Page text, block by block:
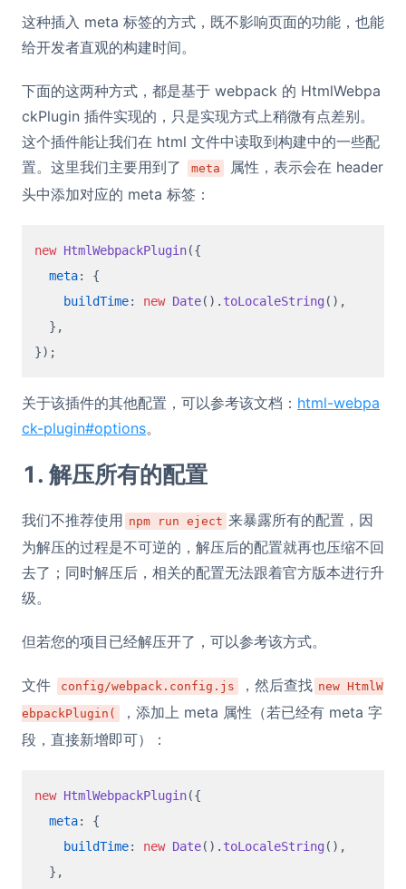
这种插入 meta 标签的方式，既不影响页面的功能，也能
给开发者直观的构建时间。
下面的这两种方式，都是基于 webpack 的 HtmlWebpa
ckPlugin 插件实现的，只是实现方式上稍微有点差别。
这个插件能让我们在 html 文件中读取到构建中的一些配
置。这里我们主要用到了
meta
属性，表示会在 header
头中添加对应的 meta 标签：
new HtmlWebpackPlugin({
meta: {
buildTime: new Date(). toLocaleString (),
  },
关于该插件的其他配置，可以参考该文档： html-webpa
ck-plugin#options。
1. 解压所有的配置
我们不推荐使用 npm run eject 来暴露所有的配置，因
为解压的过程是不可逆的，解压后的配置就再也压缩不回
去了；同时解压后，相关的配置无法跟着官方版本进行升
级。
但若您的项目已经解压开了，可以参考该方式。
文件 config/webpack.config.js ，然后查找 new HtmlW
ebpackPlugin(
，添加上 meta 属性（若已经有 meta 字
段，直接新增即可）：
new HtmlWebpackPlugin({
meta: {
buildTime: new Date(). toLocaleString (),
  },